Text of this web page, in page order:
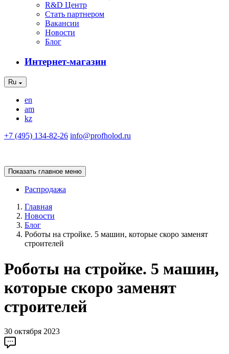
R&D Центр
Стать партнером
Вакансии
Новости
Блог
Интернет-магазин
Ru
en
am
kz
+7 (495) 134-82-26 info@profholod.ru
Показать главное меню
Распродажа
Главная
Новости
Блог
Роботы на стройке. 5 машин, которые скоро заменят
строителей
Роботы на стройке. 5 машин,
которые скоро заменят
строителей
30 октября 2023